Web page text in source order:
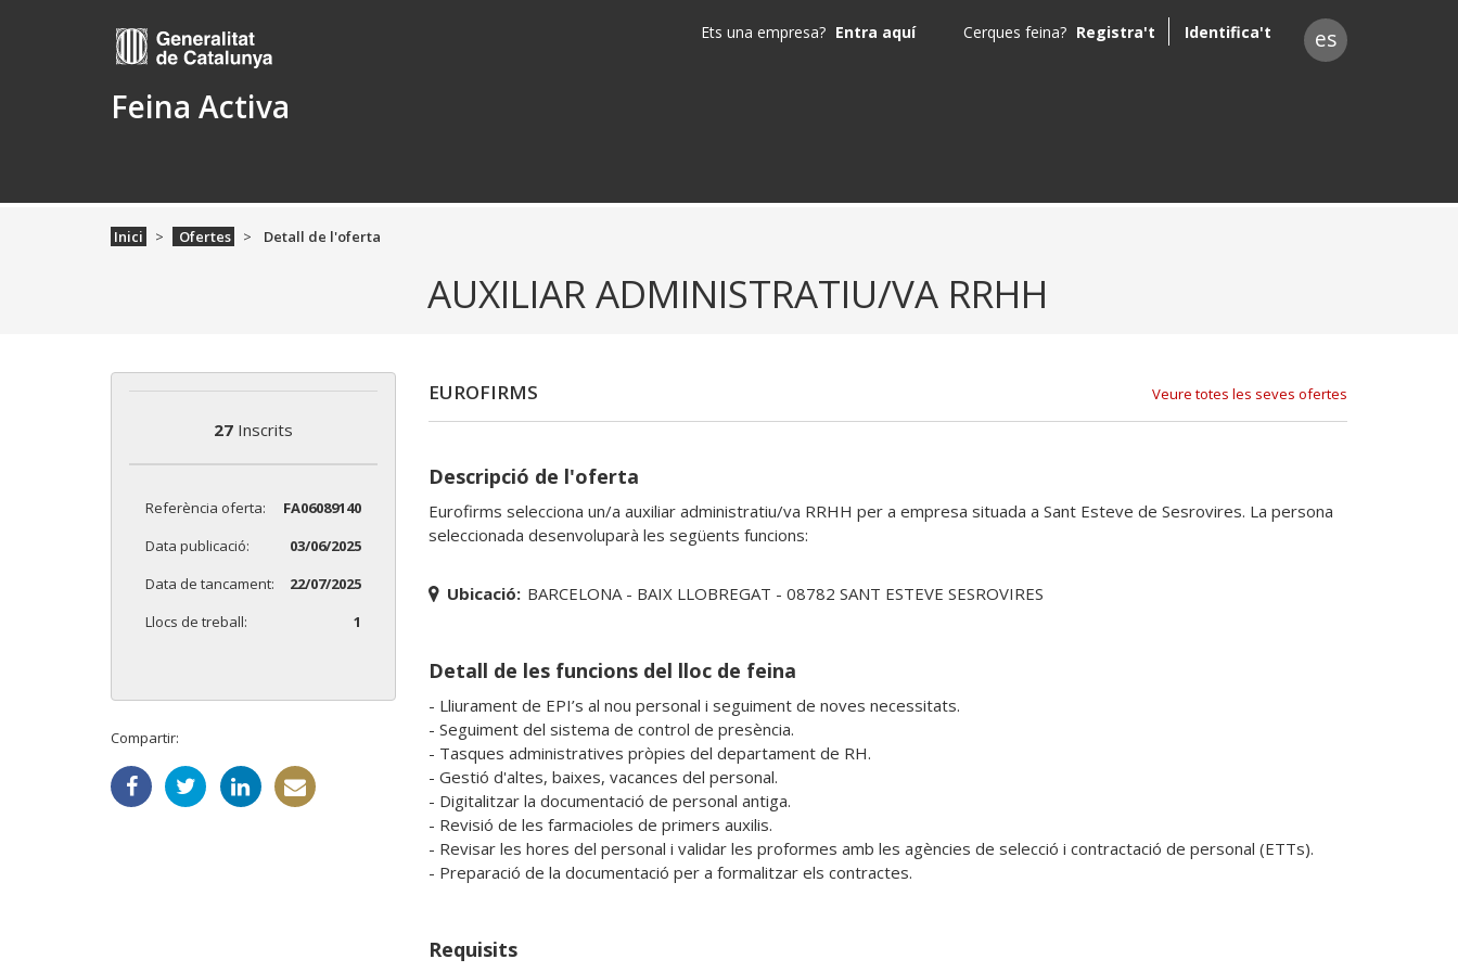
Feina Activa
Ets una empresa? Entra aquí Cerques feina? Registra't Identifica't es
Inici Ofertes Detall de l'oferta
AUXILIAR ADMINISTRATIU/VA RRHH
27Inscrits
Referència oferta:
FA06089140
Data publicació:
03/06/2025
Data de tancament:
22/07/2025
Llocs de treball:
1
Compartir:
EUROFIRMS Veure totes les seves ofertes
Descripció de l'oferta
Eurofirms selecciona un/a auxiliar administratiu/va RRHH per a empresa situada a Sant Esteve de Sesrovires. La persona
seleccionada desenvoluparà les següents funcions:
Ubicació: BARCELONA - BAIX LLOBREGAT - 08782 SANT ESTEVE SESROVIRES
Detall de les funcions del lloc de feina
- Lliurament de EPI’s al nou personal i seguiment de noves necessitats.
- Seguiment del sistema de control de presència.
- Tasques administratives pròpies del departament de RH.
- Gestió d'altes, baixes, vacances del personal.
- Digitalitzar la documentació de personal antiga.
- Revisió de les farmacioles de primers auxilis.
- Revisar les hores del personal i validar les proformes amb les agències de selecció i contractació de personal (ETTs).
- Preparació de la documentació per a formalitzar els contractes.
Requisits